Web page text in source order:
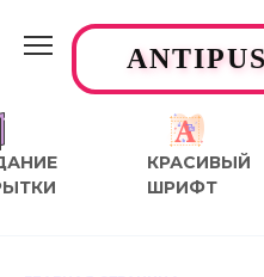
содержанию
КРАСИВЫЙ
ШРИФТ